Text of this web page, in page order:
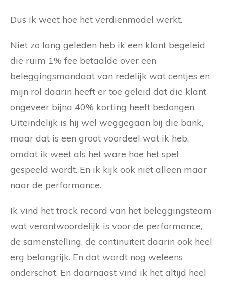
Dus ik weet hoe het verdienmodel werkt.
Niet zo lang geleden heb ik een klant begeleid
die ruim 1% fee betaalde over een
beleggingsmandaat van redelijk wat centjes en
mijn rol daarin heeft er toe geleid dat die klant
ongeveer bijna 40% korting heeft bedongen.
Uiteindelijk is hij wel weggegaan bij die bank,
maar dat is een groot voordeel wat ik heb,
omdat ik weet als het ware hoe het spel
gespeeld wordt. En ik kijk ook niet alleen maar
naar de performance.
Ik vind het track record van het beleggingsteam
wat verantwoordelijk is voor de performance,
de samenstelling, de continuïteit daarin ook heel
erg belangrijk. En dat wordt nog weleens
onderschat. En daarnaast vind ik het altijd heel